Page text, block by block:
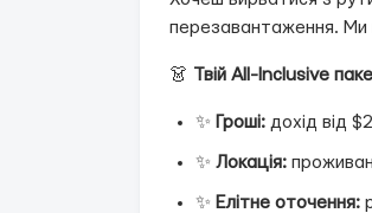
перезавантаження. Ми
👗 Твій All-Inclusive
✨ Гроші: дохід від
✨ Локація:
✨ Елітне оточення: